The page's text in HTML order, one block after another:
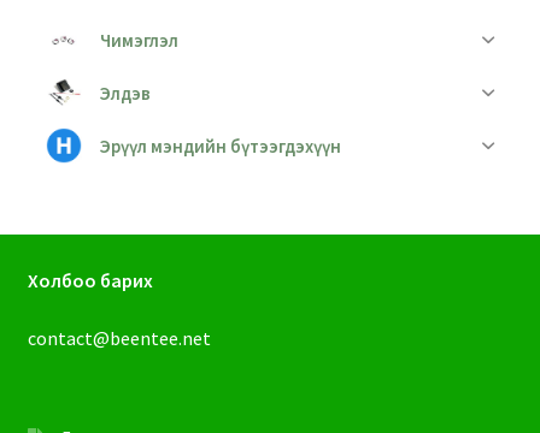
Чимэглэл
Элдэв
Эрүүл мэндийн бүтээгдэхүүн
Холбоо барих
contact@beentee.net